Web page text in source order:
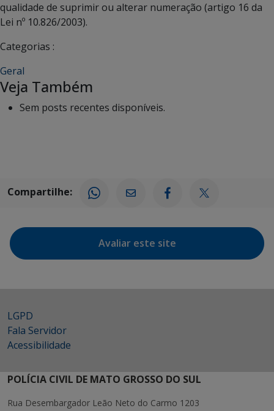
qualidade de suprimir ou alterar numeração (artigo 16 da
Lei nº 10.826/2003).
Categorias :
Geral
Veja Também
Sem posts recentes disponíveis.
Compartilhe:
Avaliar este site
LGPD
Fala Servidor
Acessibilidade
POLÍCIA CIVIL DE MATO GROSSO DO SUL
Rua Desembargador Leão Neto do Carmo 1203